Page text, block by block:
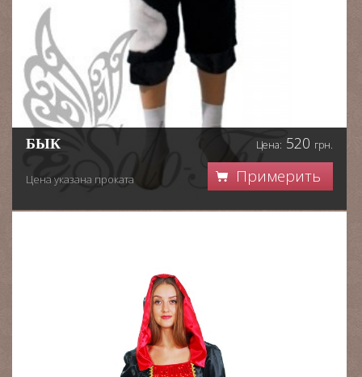
БЫК
Цена указана проката
Цена: 520 грн.
Примерить